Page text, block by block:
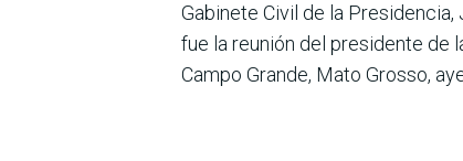
Gabinete Civil de la
fue la reunión del presidente de
Campo Grande, Mato Grosso,